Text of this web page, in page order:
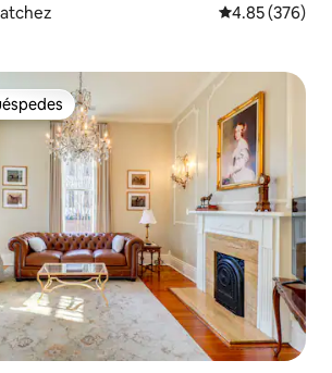
Calificación
4.85 (376)